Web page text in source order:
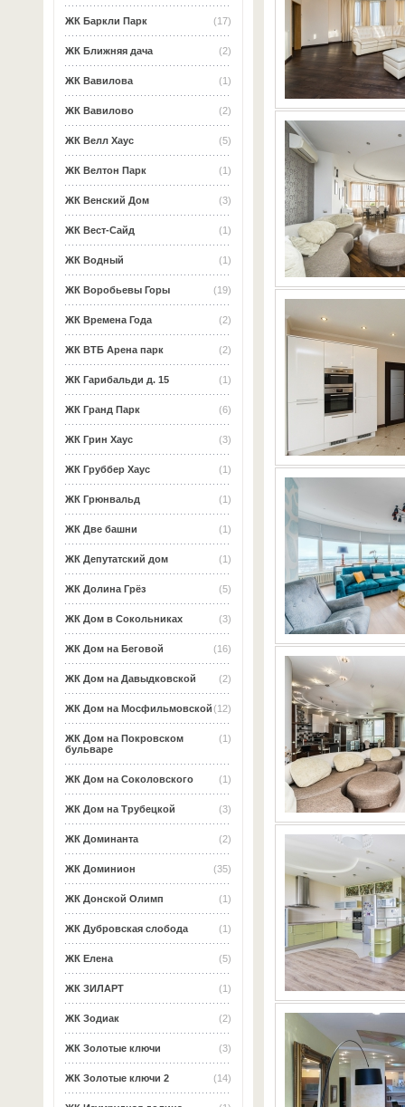
(17)
ЖК Баркли Парк
(2)
ЖК Ближняя дача
(1)
ЖК Вавилова
(2)
ЖК Вавилово
(5)
ЖК Велл Хаус
(1)
ЖК Велтон Парк
(3)
ЖК Венский Дом
(1)
ЖК Вест-Сайд
(1)
ЖК Водный
(19)
ЖК Воробьевы Горы
(2)
ЖК Времена Года
(2)
ЖК ВТБ Арена парк
(1)
ЖК Гарибальди д. 15
(6)
ЖК Гранд Парк
(3)
ЖК Грин Хаус
(1)
ЖК Груббер Хаус
(1)
ЖК Грюнвальд
(1)
ЖК Две башни
(1)
ЖК Депутатский дом
(5)
ЖК Долина Грёз
(3)
ЖК Дом в Сокольниках
(16)
ЖК Дом на Беговой
(2)
ЖК Дом на Давыдковской
(12)
ЖК Дом на Мосфильмовской
(1)
ЖК Дом на Покровском
бульваре
(1)
ЖК Дом на Соколовского
(3)
ЖК Дом на Трубецкой
(2)
ЖК Доминанта
(35)
ЖК Доминион
(1)
ЖК Донской Олимп
(1)
ЖК Дубровская слобода
(5)
ЖК Елена
(1)
ЖК ЗИЛАРТ
(2)
ЖК Зодиак
(3)
ЖК Золотые ключи
(14)
ЖК Золотые ключи 2